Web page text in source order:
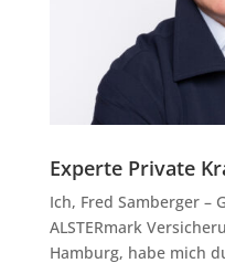
Experte Private
Ich, Fred Samberger –
ALSTERmark
Hamburg, habe mich